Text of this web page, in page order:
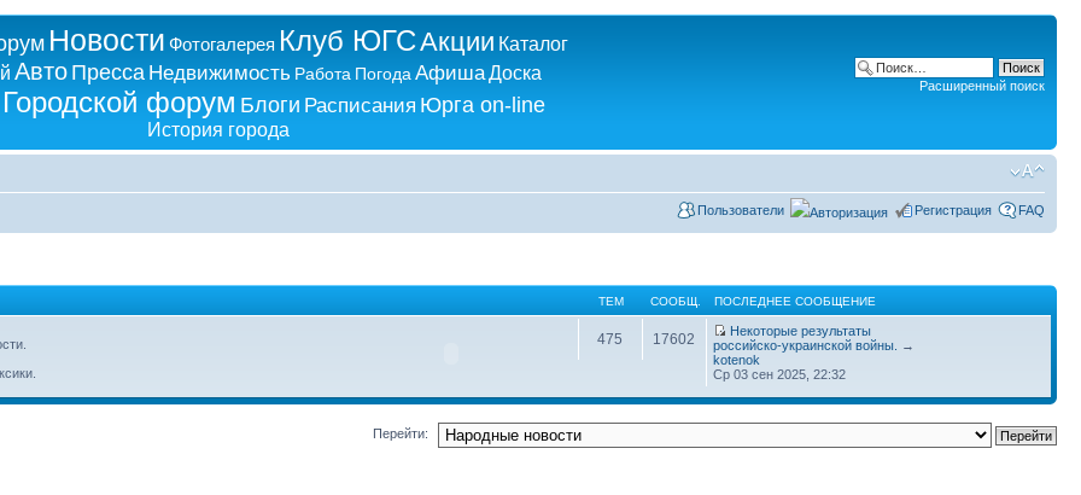
Новости Фотогалерея Клуб ЮГСАкции Каталог
Авто Пресса Недвижимость Работа Погода АфишаДоска
Городской форум Блоги Расписания Юрга on-line
История города
Расширенный поиск
Пользователи Регистрация FAQ
ТЕМ СООБЩ. ПОСЛЕДНЕЕ СООБЩЕНИЕ
475 17602
Некоторые результаты
российско-украинской войны.
→
kotenok
Ср 03 сен 2025, 22:32
Перейти: